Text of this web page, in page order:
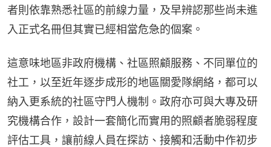
者則依靠熟悉社區的前線力量，及早辨認那些尚未進
入正式名冊但其實已經相當危急的個案。
這意味地區非政府機構、社區照顧服務、不同單位的
社工，以至近年逐步成形的地區關愛隊網絡，都可以
納入更系統的社區守門人機制。政府亦可與大專及研
究機構合作，設計一套簡化而實用的照顧者脆弱程度
評估工具，讓前線人員在探訪、接觸和活動中作初步